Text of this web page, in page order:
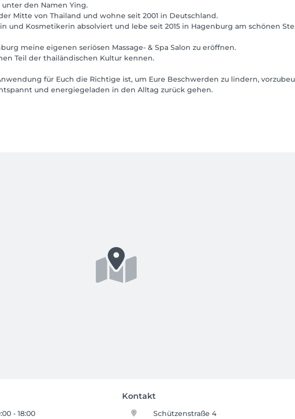
den Namen Ying.
Mitte von Thailand und wohne seit 2001 in Deutschland.
und Kosmetikerin absolviert und lebe seit 2015 in Hagenburg am schönen
meine eigenen seriösen Massage- & Spa Salon zu eröffnen.
Teil der thailändischen Kultur kennen.
für Euch die Richtige ist, um Eure Beschwerden zu lindern,
und energiegeladen in den Alltag zurück gehen.
Kontakt
- 18:00
Schützenstraße 4